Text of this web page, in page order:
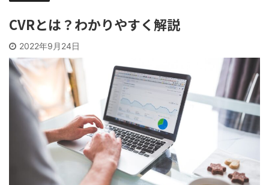
CVRとは？わかりやすく解説
2022年9月24日